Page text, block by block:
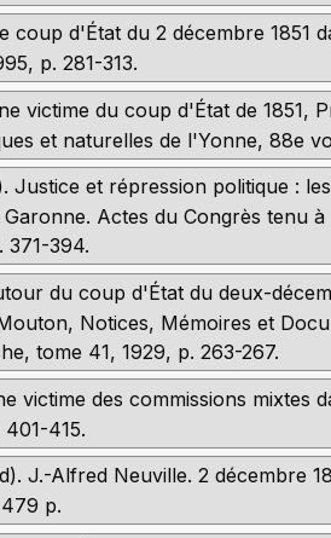
coup d'État du 2 décembre 1851
p. 281-313.
victime du coup d'État de 1851,
et naturelles de l'Yonne, 88e
Justice et répression politique :
Actes du Congrès tenu
371-394.
du coup d'État du deux-
Notices, Mémoires et
tome 41, 1929, p. 263-267.
victime des commissions
401-415.
J.-Alfred Neuville. 2 décembre
p.